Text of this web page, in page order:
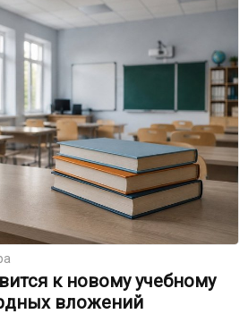
к новому учебному
вложений